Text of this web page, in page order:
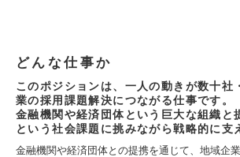
どんな仕事か
このポジションは、一人の動きが数十社
業の採用課題解決につながる仕事です。
金融機関や経済団体という巨大な組織と
という社会課題に挑みながら戦略的に支
金融機関や経済団体との提携を通じて、地域企